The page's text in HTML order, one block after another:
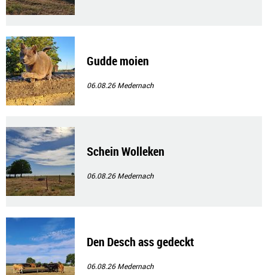
Gudde moien
06.08.26Medernach
Schein Wolleken
06.08.26Medernach
Den Desch ass gedeckt
06.08.26Medernach